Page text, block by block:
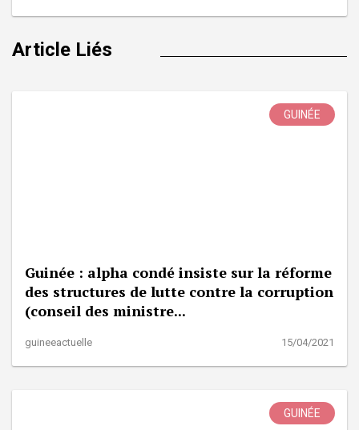
Article Liés
GUINÉE
Guinée : alpha condé insiste sur la réforme
des structures de lutte contre la corruption
(conseil des ministre...
guineeactuelle 15/04/2021
GUINÉE